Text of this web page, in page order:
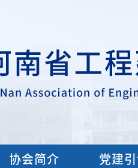
协会简介 党建